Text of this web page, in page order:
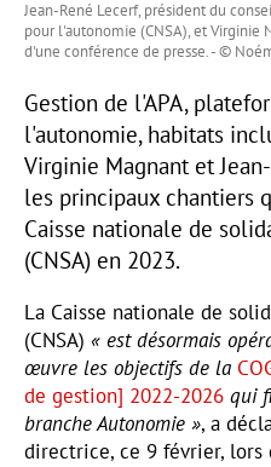
Jean-René Lecerf, président du
pour l'autonomie (CNSA), et Virginie
d'une conférence de presse. - ©
Gestion de l'APA,
l'autonomie, habitats
Virginie Magnant et
les principaux chantiers
Caisse nationale de
(CNSA) en 2023.
La Caisse nationale de
(CNSA) « est désormais
œuvre les objectifs de la
de gestion] 2022-2026 qui
branche Autonomie », a
directrice, ce 9 février, lors